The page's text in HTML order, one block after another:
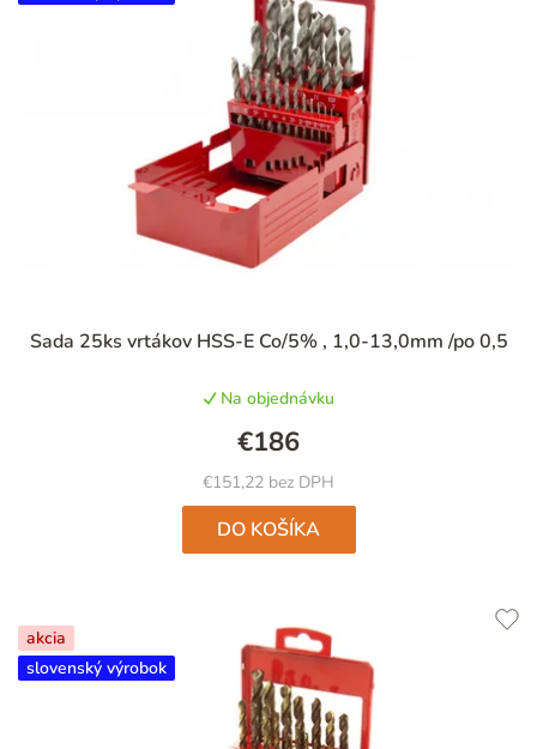
Sada 25ks vrtákov HSS-E Co/5% , 1,0-13,0mm /po 0,5
Na objednávku
€151,22 bez DPH
€186
DO KOŠÍKA
akcia
slovenský výrobok